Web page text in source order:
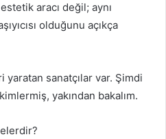
aracı değil; aynı
olduğunu açıkça
sanatçılar var. Şimdi
kimlermiş, yakından bakalım.